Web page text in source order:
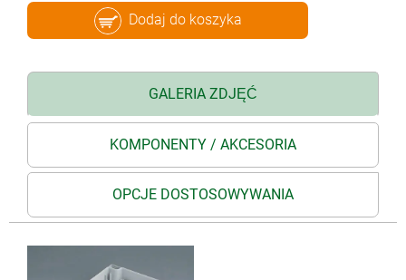
Dodaj do koszyka
GALERIA ZDJĘĆ
KOMPONENTY / AKCESORIA
OPCJE DOSTOSOWYWANIA